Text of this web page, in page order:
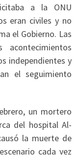
a la ONU
eran civiles y no
el Gobierno. Las
acontecimientos
independientes y
el seguimiento
un mortero
del hospital Al-
la muerte de
cada vez